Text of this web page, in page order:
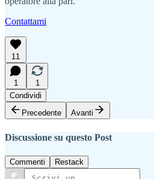
Contattami
11
1
1
Condividi
Precedente
Avanti
Discussione su questo Post
Commenti Restack